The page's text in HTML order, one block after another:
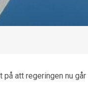
att regeringen nu